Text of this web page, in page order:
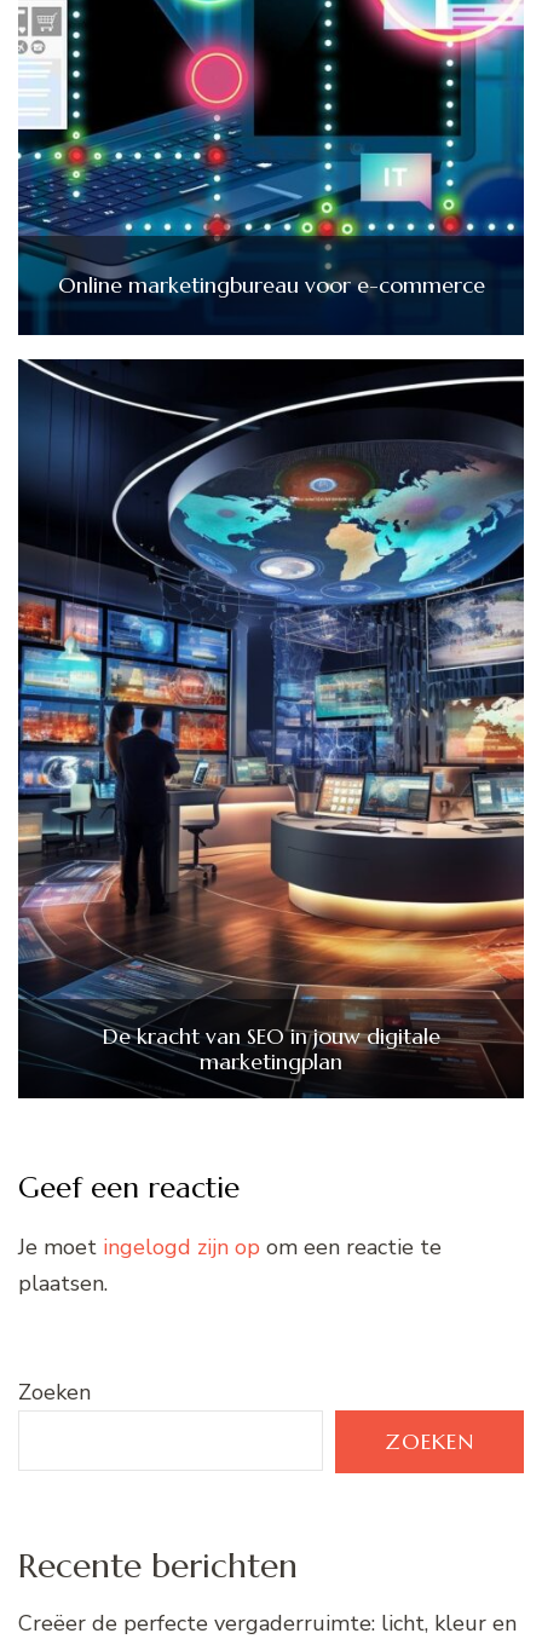
Online marketingbureau voor e-commerce
De kracht van SEO in jouw digitale
marketingplan
Geef een reactie
Je moet ingelogd zijn op om een reactie te
plaatsen.
Zoeken
ZOEKEN
Recente berichten
Creëer de perfecte vergaderruimte: licht, kleur en